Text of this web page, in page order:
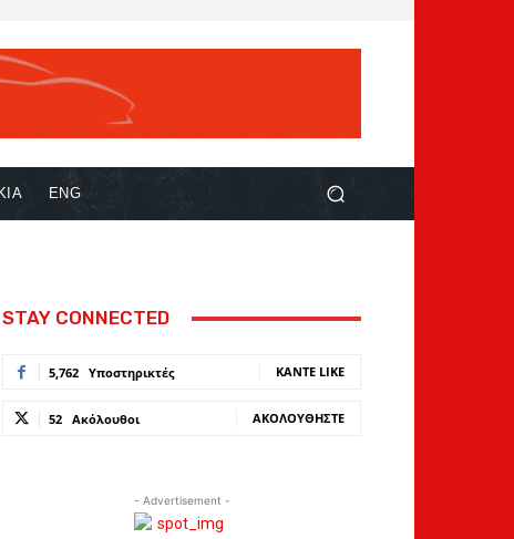
ENG
STAY CONNECTED
5,762 Υποστηρικτές ΚΆΝΤΕ LIKE
52 Ακόλουθοι ΑΚΟΛΟΥΘΉΣΤΕ
- Advertisement -